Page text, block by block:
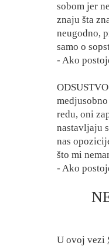
sobom jer
znaju šta
neugodno,
samo o
- Ako
redu, oni
nastavljaju
nas
što mi
- Ako
U ovoj vezi